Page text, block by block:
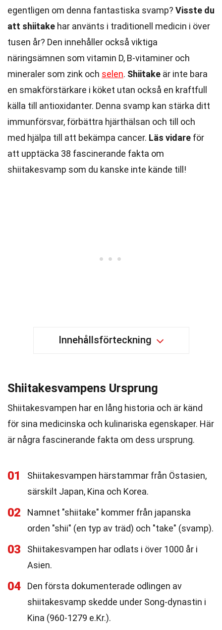
egentligen om denna fantastiska svamp? Visste du
att shiitake har använts i traditionell medicin i över
tusen år? Den innehåller också viktiga
näringsämnen som vitamin D, B-vitaminer och
mineraler som zink och selen. Shiitake är inte bara
en smakförstärkare i köket utan också en kraftfull
källa till antioxidanter. Denna svamp kan stärka ditt
immunförsvar, förbättra hjärthälsan och till och
med hjälpa till att bekämpa cancer. Läs vidare för
att upptäcka 38 fascinerande fakta om
shiitakesvamp som du kanske inte kände till!
Innehållsförteckning
Shiitakesvampens Ursprung
Shiitakesvampen har en lång historia och är känd
för sina medicinska och kulinariska egenskaper. Här
är några fascinerande fakta om dess ursprung.
01
Shiitakesvampen härstammar från Östasien,
särskilt Japan, Kina och Korea.
02
Namnet "shiitake" kommer från japanska
orden "shii" (en typ av träd) och "take" (svamp).
03
Shiitakesvampen har odlats i över 1000 år i
Asien.
04
Den första dokumenterade odlingen av
shiitakesvamp skedde under Song-dynastin i
Kina (960-1279 e.Kr.).